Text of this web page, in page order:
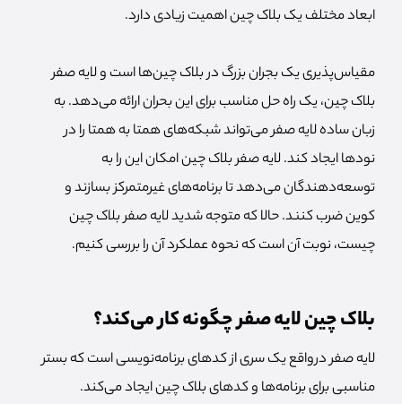
ابعاد مختلف یک بلاک چین اهمیت زیادی دارد.
مقیاس‌پذیری یک بجران بزرگ در بلاک چین‌ها است و لایه صفر
بلاک چین، یک راه حل مناسب برای این بحران ارائه می‌دهد. به
زبان ساده لایه صفر می‌تواند شبکه‌های همتا به همتا را در
نودها ایجاد کند. لایه صفر بلاک چین امکان این را به
توسعه‌دهندگان می‌دهد تا برنامه‌های غیرمتمرکز بسازند و
کوین ضرب کنند. حالا که متوجه شدید لایه صفر بلاک چین
چیست، نوبت آن است که نحوه عملکرد آن را بررسی کنیم.
بلاک چین لایه صفر چگونه کار می‌کند؟
لایه صفر درواقع یک سری از کدهای برنامه‌نویسی است که بستر
مناسبی برای برنامه‌ها و کدهای بلاک چین ایجاد می‌کند.